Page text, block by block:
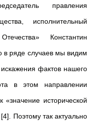
правления
исполнительный
Константин
в ряде случаев мы видим
фактов нашего
в этом направлении
«значение исторической
Поэтому так актуально